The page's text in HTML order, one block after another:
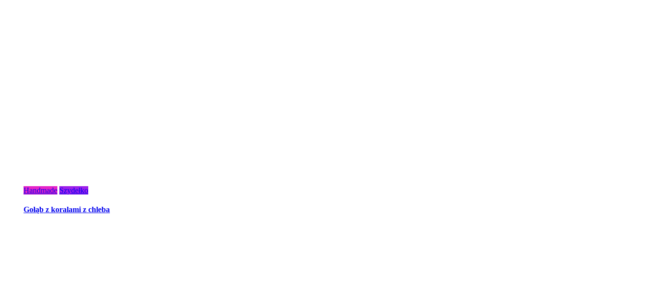
Handmade Szydełko
Gołąb z koralami z chleba